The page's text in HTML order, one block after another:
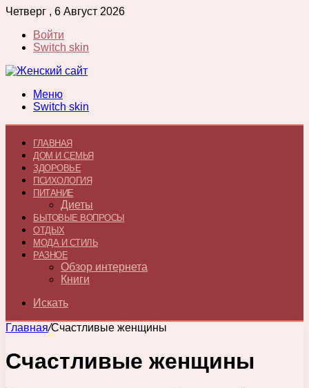
Четверг , 6 Август 2026
Войти
Switch skin
Меню
Switch skin
ГЛАВНАЯ
ДОМ И СЕМЬЯ
ЗДОРОВЬЕ
ПСИХОЛОГИЯ
ПИТАНИЕ
Диеты
БЫТОВЫЕ ВОПРОСЫ
ОТДЫХ
МОДА И СТИЛЬ
РАЗНОЕ
Обзор интернета
Книги
Искать
Главная/Счастливые женщины
Счастливые женщины